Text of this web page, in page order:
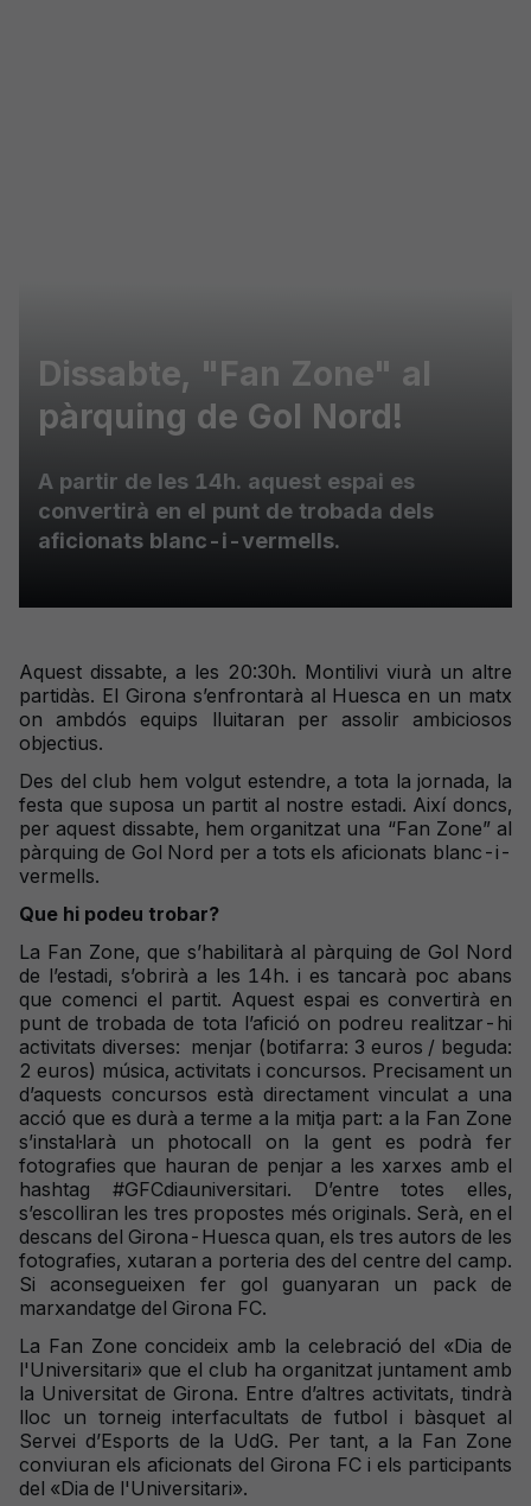
Dissabte, "Fan Zone" al
pàrquing de Gol Nord!
A partir de les 14h. aquest espai es
convertirà en el punt de trobada dels
aficionats blanc-i-vermells.
Aquest dissabte, a les 20:30h. Montilivi viurà un altre
partidàs. El Girona s’enfrontarà al Huesca en un matx
on ambdós equips lluitaran per assolir ambiciosos
objectius.
Des del club hem volgut estendre, a tota la jornada, la
festa que suposa un partit al nostre estadi. Així doncs,
per aquest dissabte, hem organitzat una “Fan Zone” al
pàrquing de Gol Nord per a tots els aficionats blanc-i-
vermells.
Que hi podeu trobar?
La Fan Zone, que s’habilitarà al pàrquing de Gol Nord
de l’estadi, s’obrirà a les 14h. i es tancarà poc abans
que comenci el partit. Aquest espai es convertirà en
punt de trobada de tota l’afició on podreu realitzar-hi
activitats diverses: menjar (botifarra: 3 euros / beguda:
2 euros) música, activitats i concursos. Precisament un
d’aquests concursos està directament vinculat a una
acció que es durà a terme a la mitja part: a la Fan Zone
s’instal·larà un photocall on la gent es podrà fer
fotografies que hauran de penjar a les xarxes amb el
hashtag #GFCdiauniversitari. D’entre totes elles,
s’escolliran les tres propostes més originals. Serà, en el
descans del Girona-Huesca quan, els tres autors de les
fotografies, xutaran a porteria des del centre del camp.
Si aconsegueixen fer gol guanyaran un pack de
marxandatge del Girona FC.
La Fan Zone concideix amb la celebració del «Dia de
l'Universitari» que el club ha organitzat juntament amb
la Universitat de Girona. Entre d’altres activitats, tindrà
lloc un torneig interfacultats de futbol i bàsquet al
Servei d’Esports de la UdG. Per tant, a la Fan Zone
conviuran els aficionats del Girona FC i els participants
del «Dia de l'Universitari».